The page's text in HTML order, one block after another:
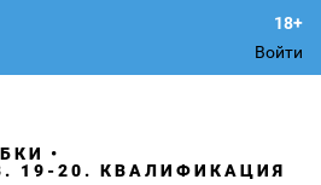
Войти
19-20. КВАЛИФИКАЦИЯ